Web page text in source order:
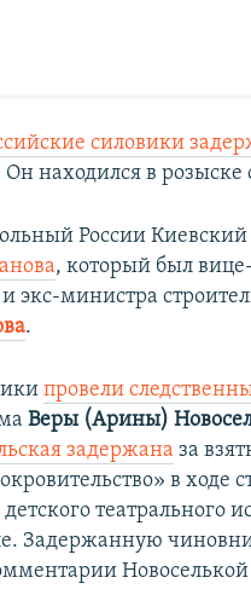
силовики
находился в розыске
России
, который был
экс-министра
.
провели
Веры (Арины)
задержана за
в ходе
театрального
Задержанную